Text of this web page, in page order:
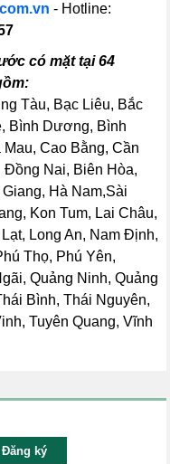
- Hotline:
có mặt tại 64
Tàu, Bạc Liêu, Bắc
Bình Dương, Bình
Cao Bằng, Cần
Nai, Biên Hòa,
Hà Nam,Sài
Kon Tum, Lai Châu,
Long An, Nam Định,
Thọ, Phú Yên,
Quảng Ninh, Quảng
Bình, Thái Nguyên,
Tuyên Quang, Vĩnh
Đăng ký